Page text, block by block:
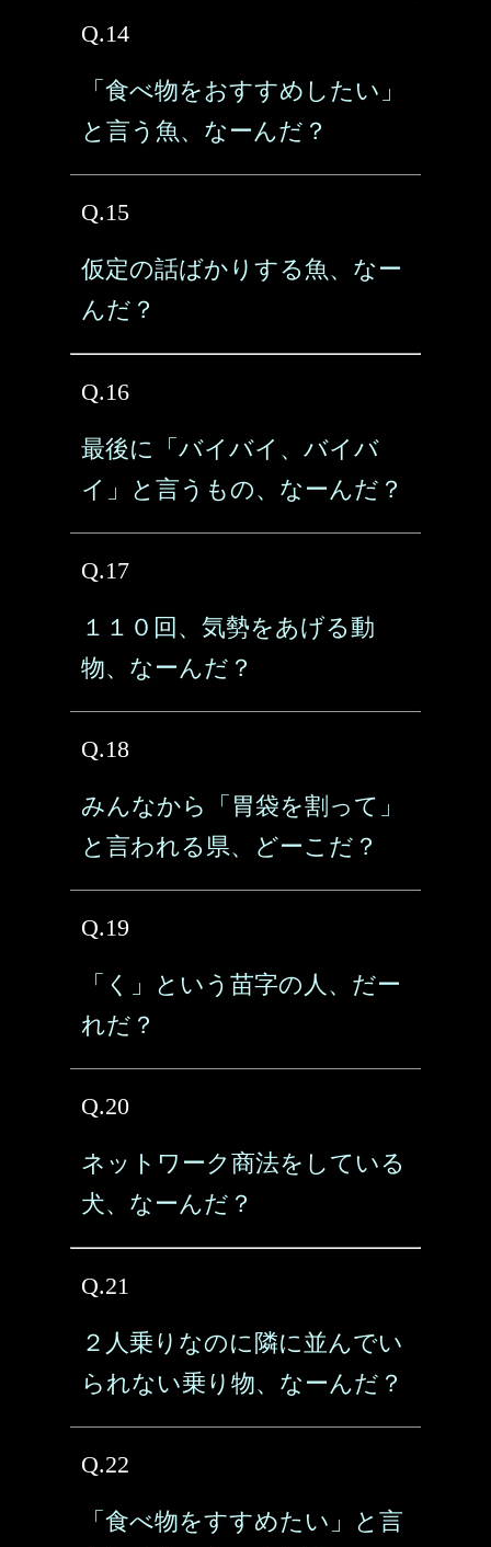
Q.14
「食べ物をおすすめしたい」
と言う魚、なーんだ？
Q.15
仮定の話ばかりする魚、なー
んだ？
Q.16
最後に「バイバイ、バイバ
イ」と言うもの、なーんだ？
Q.17
１１０回、気勢をあげる動
物、なーんだ？
Q.18
みんなから「胃袋を割って」
と言われる県、どーこだ？
Q.19
「く」という苗字の人、だー
れだ？
Q.20
ネットワーク商法をしている
犬、なーんだ？
Q.21
２人乗りなのに隣に並んでい
られない乗り物、なーんだ？
Q.22
「食べ物をすすめたい」と言